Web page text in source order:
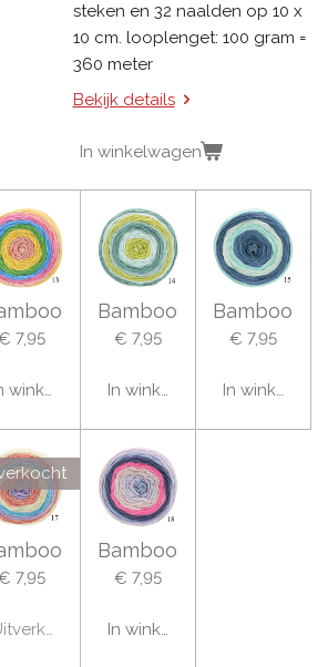
steken en 32 naalden op 10 x
10 cm. looplenget: 100 gram =
360 meter
Bekijk details
In winkelwagen
7,95
winkelwagen
Bamboo
€ 7,95
In winkelwagen
Bamboo
€ 7,95
In
7,95
Bamboo
€ 7,95
In winkelwagen